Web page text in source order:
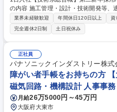
の内容 施工管理・設計・技術開発等、
す。日本製鉄グループの技術力を活か
社会インフラを支える一員を募集しています。 日本製鉄のグル
してパイプラインエンジニアリング事
ラ整備・プラント建設を行っています
ワンストップで担い、国内ではトップ
を行っています。 ※配属先は本人の適
選考に進む際は、会社HP・パンフレッ
nspe.nipponsteel.com/business/ 募集職種 2027年4月1日入社【技術系総
合職】第二新卒採用/日本製鉄グループ/
業界未経験歓迎 年間休日120日以上 資
完全週休2日制
土日祝休み
正社員
パナソニックインダストリー株式
障がい者手帳をお持ちの方
磁気回路・機構設計 人事事務
月給26万5000円～45万円
大阪府大東市